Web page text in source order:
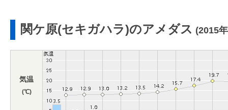
関ケ原(セキガハラ)のアメダス (2015
気温
(℃)